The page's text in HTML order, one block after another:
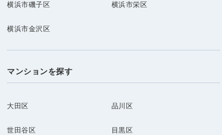
横浜市磯子区 横浜市栄区
横浜市金沢区
マンションを探す
大田区 品川区
世田谷区 目黒区